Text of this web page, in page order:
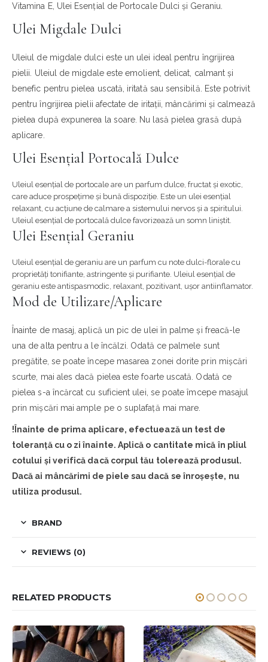
Vitamina E, Ulei Esențial de Portocale Dulci și Geraniu.
Ulei Migdale Dulci
Uleiul de migdale dulci este un ulei ideal pentru îngrijirea
pielii. Uleiul de migdale este emolient, delicat, calmant și
benefic pentru pielea uscată, iritată sau sensibilă. Este potrivit
pentru îngrijirea pielii afectate de iritații, mâncărimi și calmează
pielea după expunerea la soare. Nu lasă pielea grasă după
aplicare.
Ulei Esențial Portocală Dulce
Uleiul esențial de portocale are un parfum dulce, fructat și exotic,
care aduce prospețime și bună dispoziție. Este un ulei esențial
relaxant, cu acțiune de calmare a sistemului nervos și a spiritului.
Uleiul esențial de portocală dulce favorizează un somn liniștit.
Ulei Esențial Geraniu
Uleiul esențial de geraniu are un parfum cu note dulci-florale cu
proprietăți tonifiante, astringente și purifiante. Uleiul esențial de
geraniu este antispasmodic, relaxant, pozitivant, ușor antiinflamator.
Mod de Utilizare/Aplicare
Înainte de masaj, aplică un pic de ulei în palme și freacă-le
una de alta pentru a le încălzi. Odată ce palmele sunt
pregătite, se poate începe masarea zonei dorite prin mișcări
scurte, mai ales dacă pielea este foarte uscată. Odată ce
pielea s-a încărcat cu suficient ulei, se poate îmcepe masajul
prin mișcări mai ample pe o suplafață mai mare.
!Înainte de prima aplicare, efectuează un test de
toleranță cu o zi înainte. Aplică o cantitate mică în pliul
cotului și verifică dacă corpul tău tolerează produsul.
Dacă ai mâncărimi de piele sau dacă se înroșește, nu
utiliza produsul.
BRAND
REVIEWS (0)
RELATED PRODUCTS